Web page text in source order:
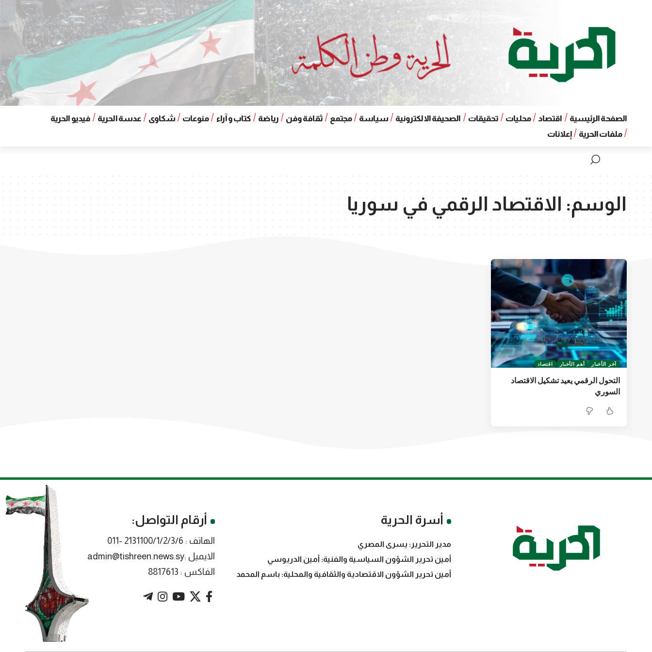
الصفحة الرئيسية اقتصاد محليات تحقيقات الصحيفة الالكترونية سياسة مجتمع ثقافة وفن رياضة كتاب و آراء منوعات شكاوى عدسة الحرية
فيديو الحرية
ملفات الحرية
إعلانات
الوسم:الاقتصاد الرقمي في سوريا
آخر الأخبار أهم الأخبار اقتصاد
التحول الرقمي يعيد تشكيل الاقتصاد
السوري
أسرة الحرية
مدير التحرير: يسرى المصري
أمين تحرير الشؤون السياسية والفنية: أمين الدريوسي
أمين تحرير الشؤون الاقتصادية والثقافية والمحلية: باسم المحمد
أرقام التواصل:
الهاتف : 2131100/1/2/3/6 -011
الايميل :admin@tishreen.news.sy
الفاكس : 8817613